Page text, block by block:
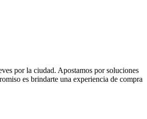
por la ciudad. Apostamos por soluciones
es brindarte una experiencia de compra